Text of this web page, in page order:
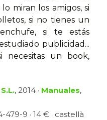
miran los amigos, si
si no tienes un
si te estás
publicidad...
necesitas un book,
, 2014 · Manuales,
479-9 · 14 € · castellà